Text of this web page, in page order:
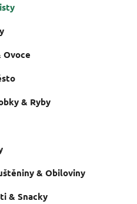
Ovoce
& Ryby
& Obiloviny
& Snacky